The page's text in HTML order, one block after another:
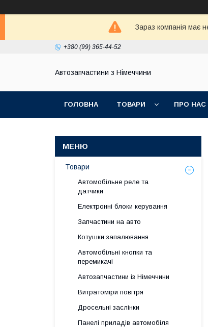
Зараз компанія має
+380 (99) 365-44-52
Автозапчастини з Німеччини
ГОЛОВНА ТОВАРИ ПРО НАС
Товари
Автомобільне реле та
датчики
Електронні блоки керування
Запчастини на авто
Котушки запалювання
Автомобільні кнопки та
перемикачі
Автозапчастини із Німеччини
Витратоміри повітря
Дросельні заслінки
Панелі приладів автомобіля